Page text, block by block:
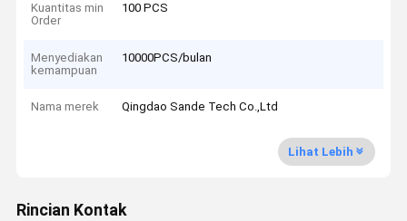
Kuantitas min
Order
100 PCS
Menyediakan
kemampuan
10000PCS/bulan
Nama merek Qingdao Sande Tech Co.,Ltd
Lihat Lebih
Rincian Kontak